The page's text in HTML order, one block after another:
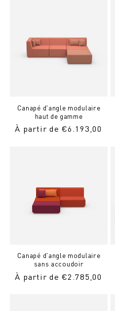
Canapé d'angle modulaire
haut de gamme
Prix
À partir de €6.193,00
Canapé d'angle modulaire
sans accoudoir
Prix
À partir de €2.785,00